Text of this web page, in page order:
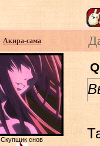
Акира-сама
Скупщик снов